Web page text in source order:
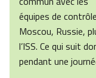
équipes de
Moscou, Russie,
l’ISS. Ce qui suit
pendant une